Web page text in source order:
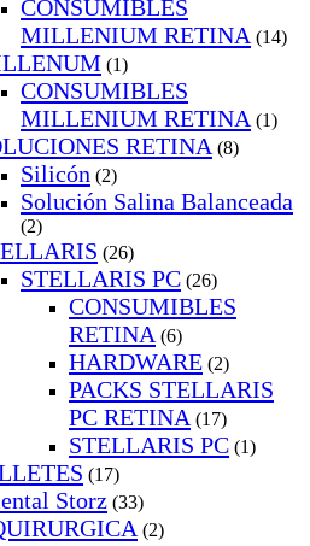
CONSUMIBLES
MILLENIUM RETINA (14)
(1)
CONSUMIBLES
MILLENIUM RETINA (1)
RETINA (8)
Silicón (2)
Solución Salina Balanceada
(2)
(26)
STELLARIS PC (26)
CONSUMIBLES
RETINA (6)
HARDWARE (2)
PACKS STELLARIS
PC RETINA (17)
STELLARIS PC (1)
(17)
Storz (33)
(2)